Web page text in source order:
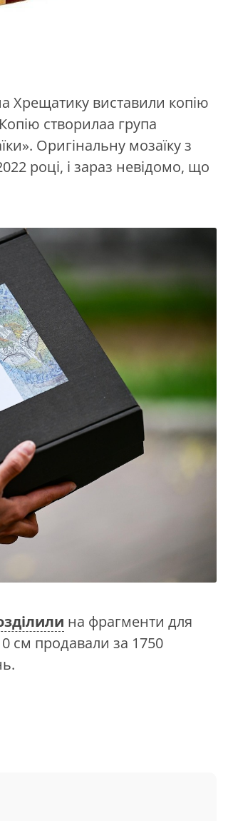
Хрещатику виставили копію
створилаа група
Оригінальну мозаїку з
році, і зараз невідомо, що
на фрагменти для
см продавали за 1750